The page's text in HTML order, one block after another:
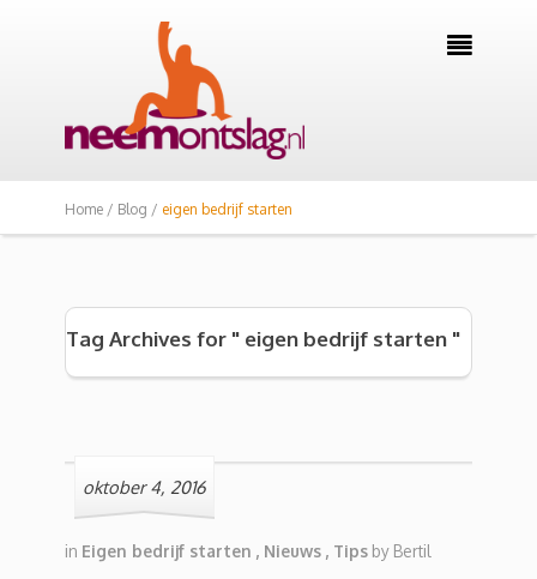

Home / Blog / eigen bedrijf starten
Tag Archives for " eigen bedrijf starten "
oktober 4, 2016
in Eigen bedrijf starten , Nieuws , Tips by Bertil